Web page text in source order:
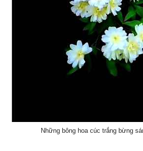
Những bông hoa cúc trắng bừng